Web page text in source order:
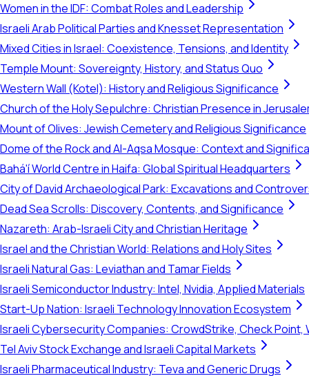
Women in the IDF: Combat Roles and Leadership
Israeli Arab Political Parties and Knesset Representation
Mixed Cities in Israel: Coexistence, Tensions, and Identity
Temple Mount: Sovereignty, History, and Status Quo
Western Wall (Kotel): History and Religious Significance
Church of the Holy Sepulchre: Christian Presence in
Mount of Olives: Jewish Cemetery and Religious Significance
Dome of the Rock and Al-Aqsa Mosque: Context and
Bahá'í World Centre in Haifa: Global Spiritual Headquarters
City of David Archaeological Park: Excavations and
Dead Sea Scrolls: Discovery, Contents, and Significance
Nazareth: Arab-Israeli City and Christian Heritage
Israel and the Christian World: Relations and Holy Sites
Israeli Natural Gas: Leviathan and Tamar Fields
Israeli Semiconductor Industry: Intel, Nvidia, Applied Materials
Start-Up Nation: Israeli Technology Innovation Ecosystem
Israeli Cybersecurity Companies: CrowdStrike, Check Point,
Tel Aviv Stock Exchange and Israeli Capital Markets
Israeli Pharmaceutical Industry: Teva and Generic Drugs